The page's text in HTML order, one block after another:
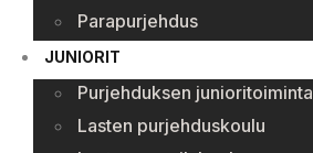
Parapurjehdus
JUNIORIT
Purjehduksen junioritoiminta
Lasten purjehduskoulu